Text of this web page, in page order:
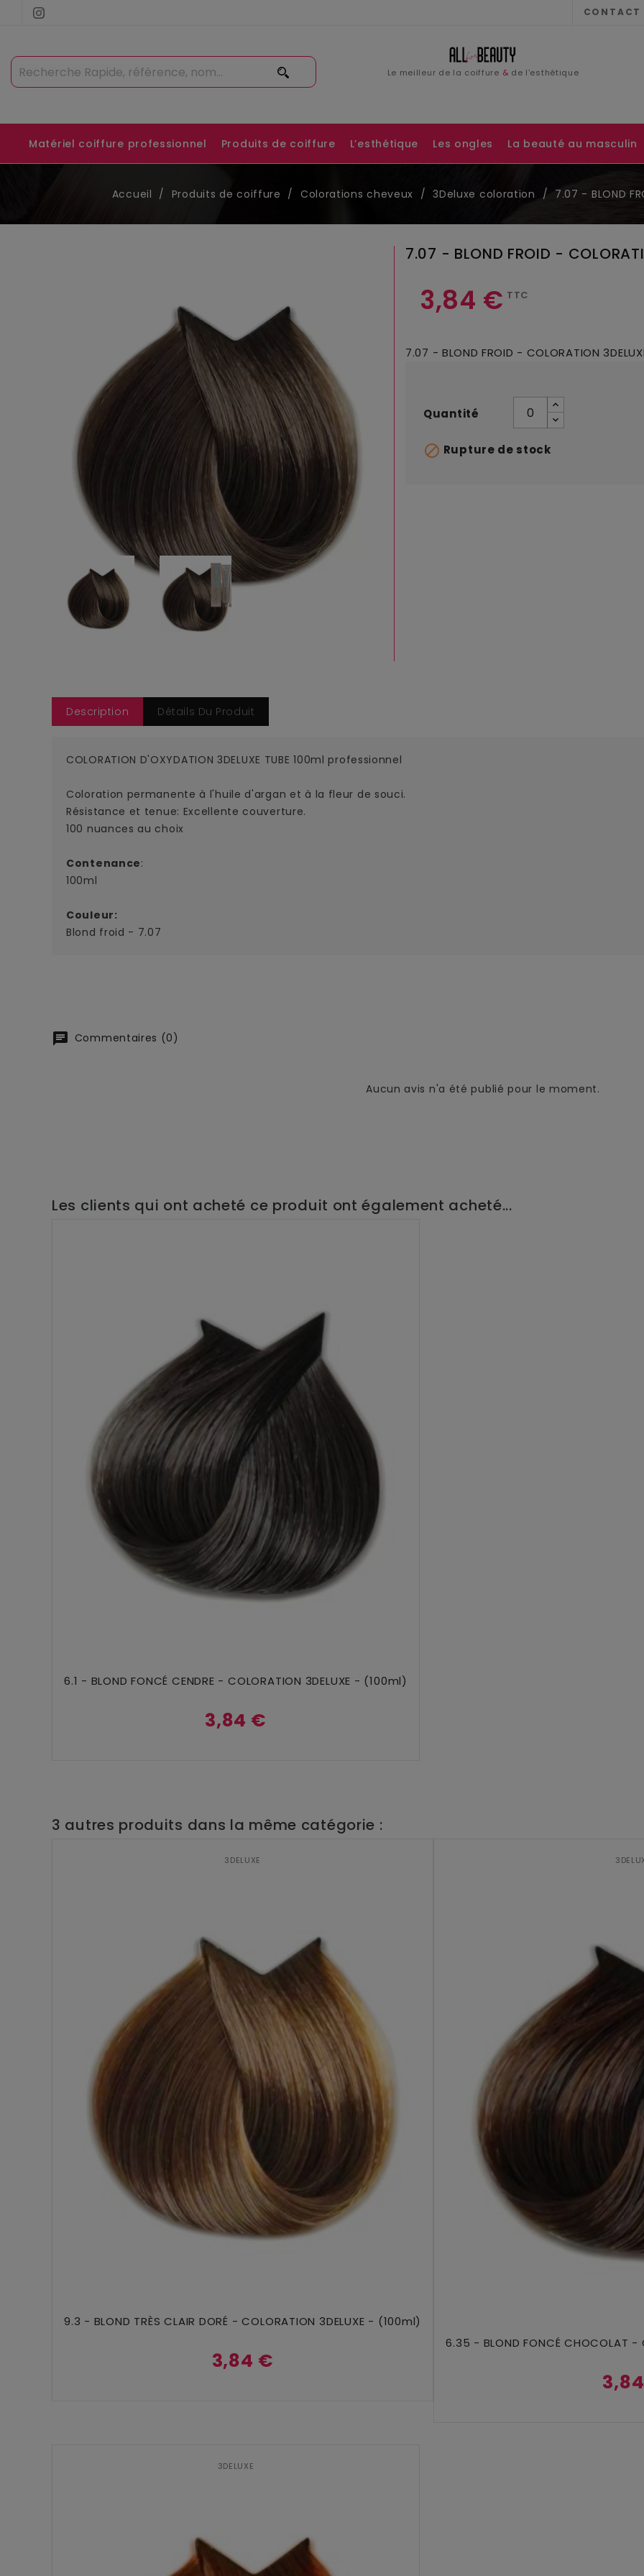
CONTACT
Le meilleur de la coiffure & de l'esthétique
Password
Matériel coiffure professionnel Produits de coiffure L’esthétique Les ongles La beauté au masculin
Accueil Produits de coiffure Colorations cheveux 3Deluxe coloration 7.07 - BLOND
7.07 - BLOND FROID -
3,84 € TTC
7.07 - BLOND FROID - COLORATION
Quantité
 Rupture de stock
Description Détails Du Produit
COLORATION D'OXYDATION 3DELUXE TUBE 100ml professionnel
Coloration permanente à l'huile d'argan et à la fleur de souci.
Résistance et tenue: Excellente couverture.
100 nuances au choix
Contenance:
100ml
Couleur:
Blond froid - 7.07
chat Commentaires (0)
Aucun avis n'a été publié pour le moment.
Les clients qui ont acheté ce produit ont également acheté...
Ajouter Au Panier
6.1 - BLOND FONCÉ CENDRE - COLORATION 3DELUXE - (100ml)
3,84 €
3 autres produits dans la même catégorie :
3DELUXE
Ajouter Au Panier
9.3 - BLOND TRÈS CLAIR DORÉ - COLORATION 3DELUXE - (100ml)
3,84 €
Ajouter Au Panier
6.35 - BLOND FONCÉ CHOCOLAT -
3DELUXE